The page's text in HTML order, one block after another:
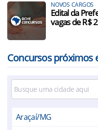
NOVOS CARGOS
Edital da
vagas de R$
Concursos próximos
Araçaí/MG